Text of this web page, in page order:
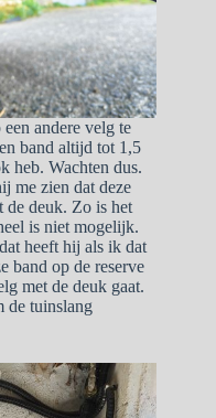
andere velg te
band altijd tot 1,5
heb. Wachten dus.
me zien dat deze
de deuk. Zo is het
is niet mogelijk.
heeft hij als ik dat
band op de reserve
met de deuk gaat.
de tuinslang